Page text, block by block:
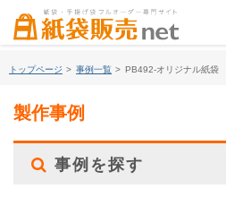
トップページ > 事例一覧 > PB492-オリジナル紙袋
製作事例
事例を探す